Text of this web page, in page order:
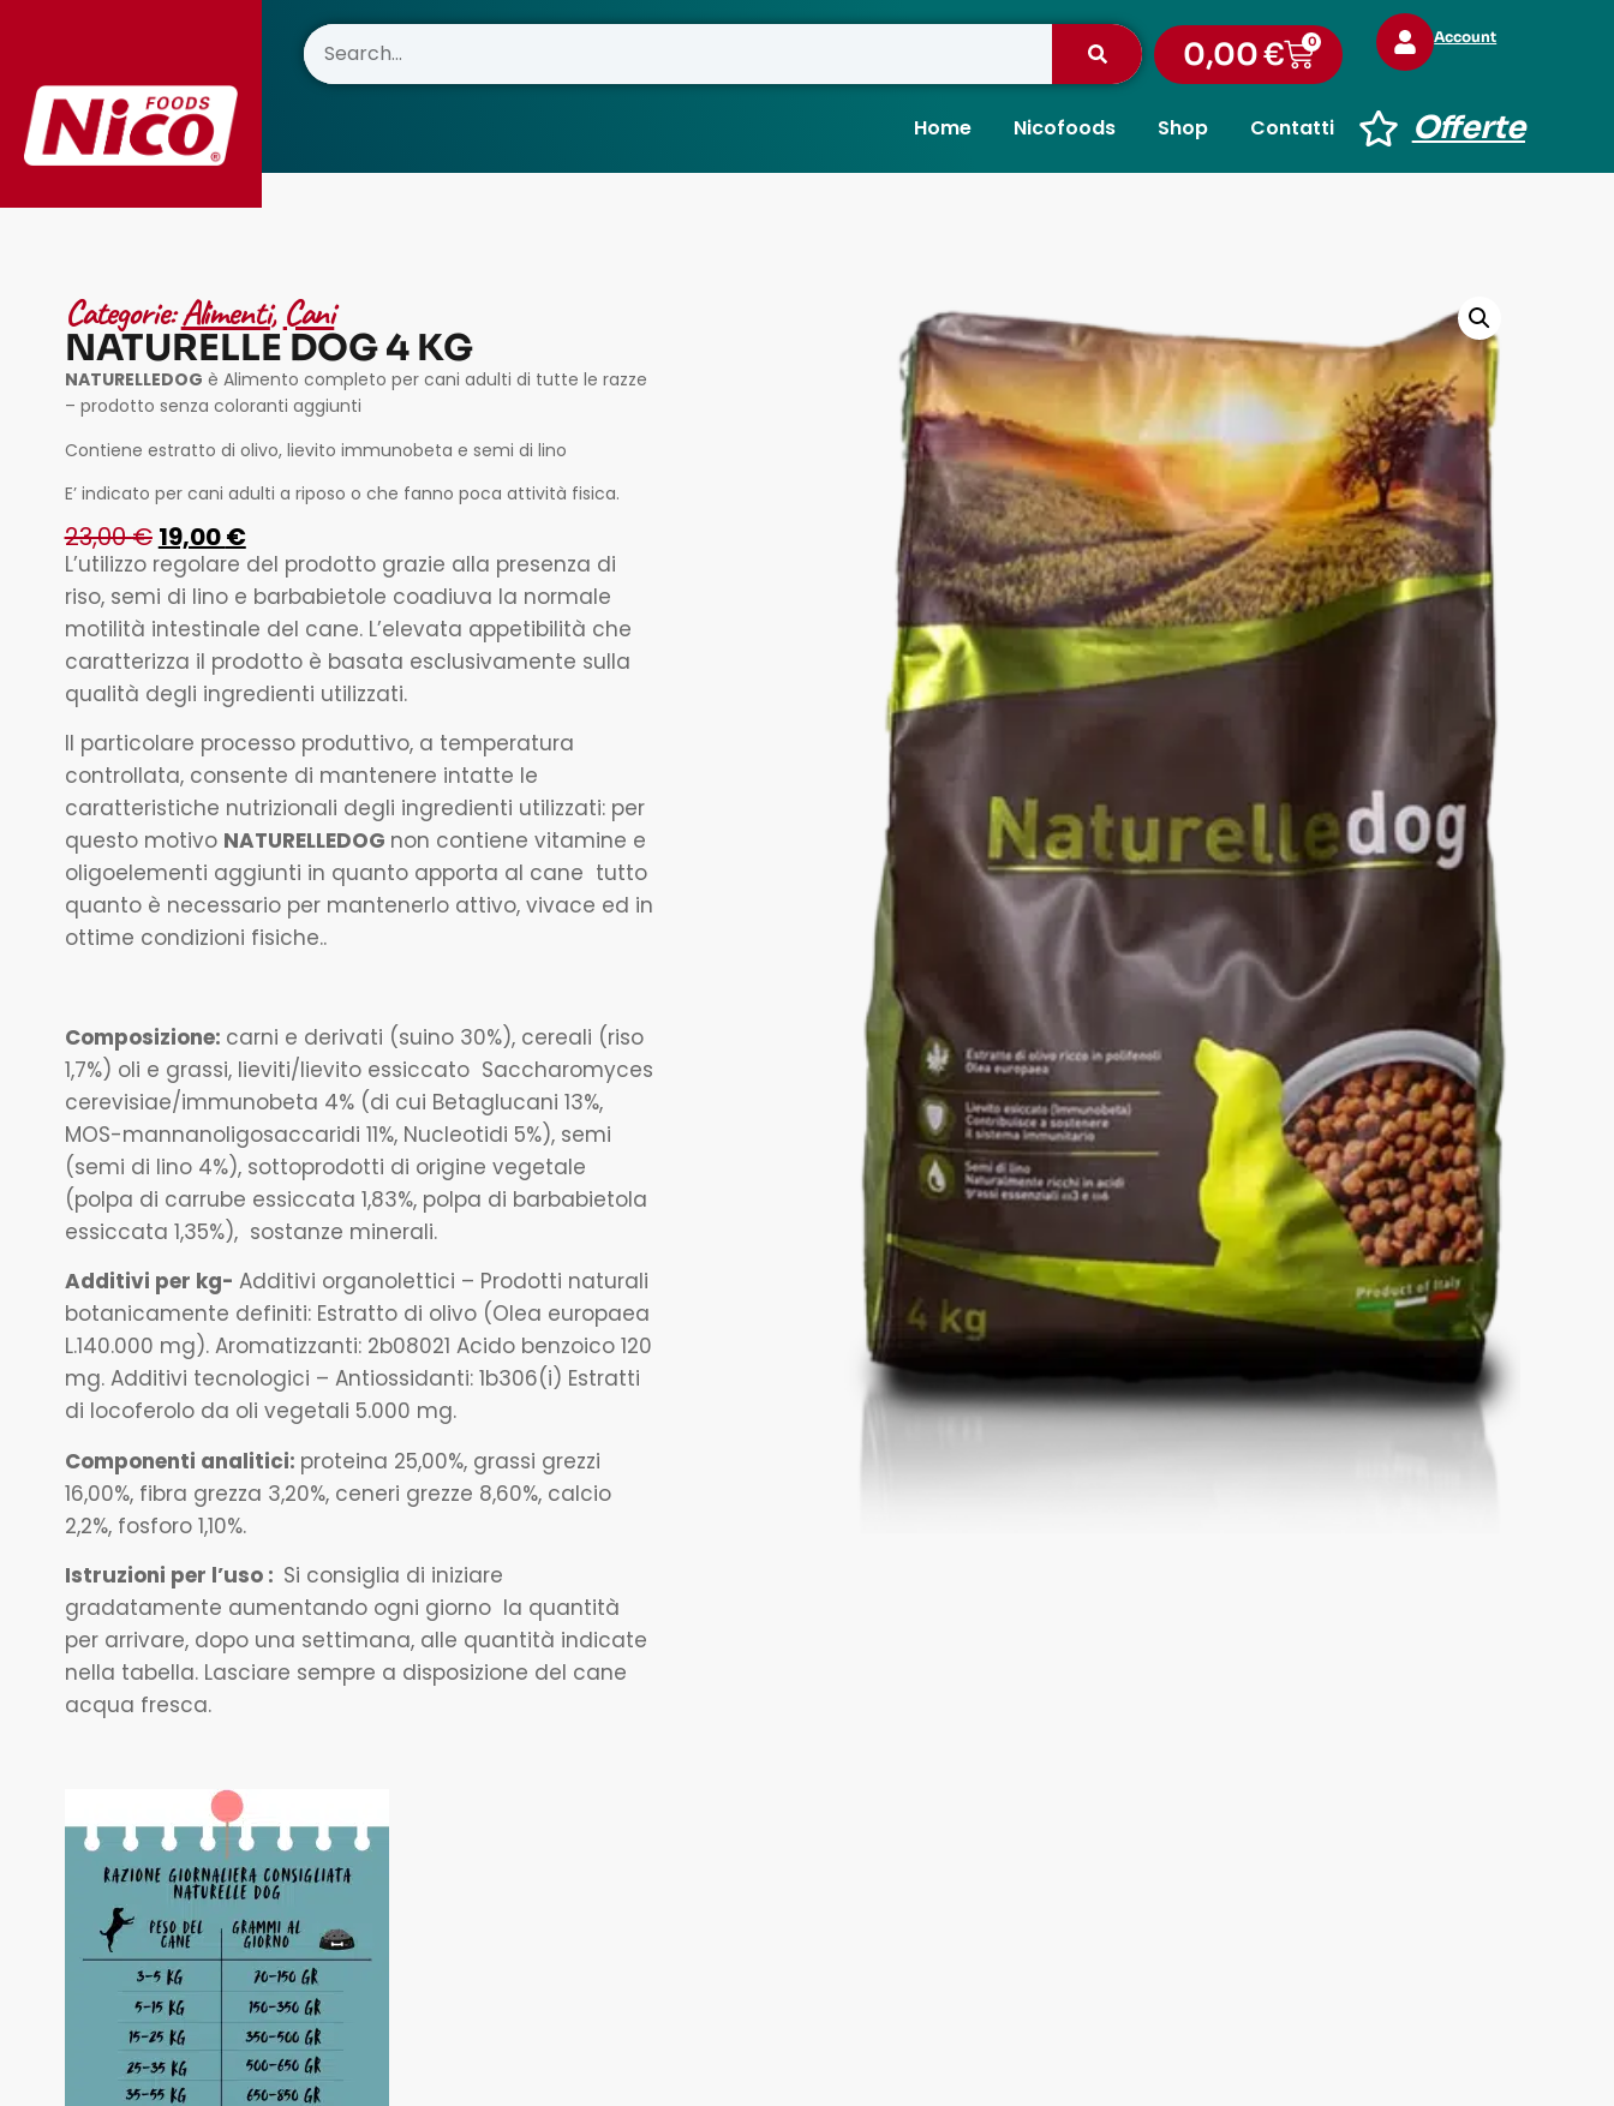
0,00€ 0 Account
Home Nicofoods Shop Contatti Offerte
Categorie:Alimenti, Cani
NATURELLE DOG 4 KG
NATURELLEDOG è Alimento completo per cani adulti di tutte le razze
– prodotto senza coloranti aggiunti
Contiene estratto di olivo, lievito immunobeta e semi di lino
E’ indicato per cani adulti a riposo o che fanno poca attività fisica.
23,00€ 19,00€
L’utilizzo regolare del prodotto grazie alla presenza di
riso, semi di lino e barbabietole coadiuva la normale
motilità intestinale del cane. L’elevata appetibilità che
caratterizza il prodotto è basata esclusivamente sulla
qualità degli ingredienti utilizzati.
Il particolare processo produttivo, a temperatura
controllata, consente di mantenere intatte le
caratteristiche nutrizionali degli ingredienti utilizzati: per
questo motivo NATURELLEDOG non contiene vitamine e
oligoelementi aggiunti in quanto apporta al cane tutto
quanto è necessario per mantenerlo attivo, vivace ed in
ottime condizioni fisiche..
Composizione: carni e derivati (suino 30%), cereali (riso
1,7%) oli e grassi, lieviti/lievito essiccato Saccharomyces
cerevisiae/immunobeta 4% (di cui Betaglucani 13%,
MOS-mannanoligosaccaridi 11%, Nucleotidi 5%), semi
(semi di lino 4%), sottoprodotti di origine vegetale
(polpa di carrube essiccata 1,83%, polpa di barbabietola
essiccata 1,35%), sostanze minerali.
Additivi per kg- Additivi organolettici – Prodotti naturali
botanicamente definiti: Estratto di olivo (Olea europaea
L.140.000 mg). Aromatizzanti: 2b08021 Acido benzoico 120
mg. Additivi tecnologici – Antiossidanti: 1b306(i) Estratti
di locoferolo da oli vegetali 5.000 mg.
Componenti analitici: proteina 25,00%, grassi grezzi
16,00%, fibra grezza 3,20%, ceneri grezze 8,60%, calcio
2,2%, fosforo 1,10%.
Istruzioni per l’uso : Si consiglia di iniziare
gradatamente aumentando ogni giorno la quantità
per arrivare, dopo una settimana, alle quantità indicate
nella tabella. Lasciare sempre a disposizione del cane
acqua fresca.